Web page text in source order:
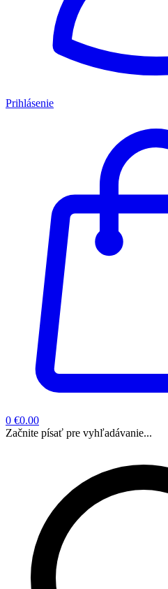
Prihlásenie
0 €0.00
Začnite písať pre vyhľadávanie...